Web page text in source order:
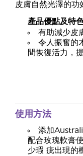
皮膚自然光澤的功
產品優點及特
有助減少皮
令人振奮的
間恢復活力，
使用方法
添加
配合玫瑰軟膏
少瑕 疵出現的